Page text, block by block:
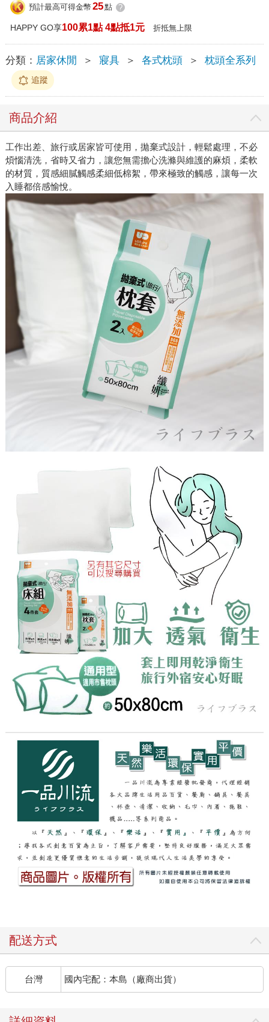
預計最高可得金幣 25點 ?
HAPPY GO享100累1點 4點抵1元 折抵無上限
分類： 居家休閒 ＞ 寢具 ＞ 各式枕頭 ＞ 枕頭全系列
追蹤
商品介紹
工作出差、旅行或居家皆可使用，拋棄式設計，輕鬆處理，不必
煩惱清洗，省時又省力，讓您無需擔心洗滌與維護的麻煩，柔軟
的材質，質感細膩觸感柔細低棉絮，帶來極致的觸感，讓每一次
入睡都倍感愉悅。
配送方式
台灣 國內宅配：本島（廠商出貨）